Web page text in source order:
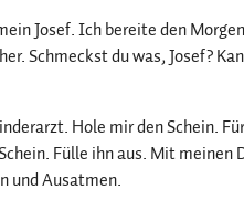
Josef. Ich bereite den
Schmeckst du was, Josef?
Hole mir den Schein.
Fülle ihn aus. Mit meinen
und Ausatmen.